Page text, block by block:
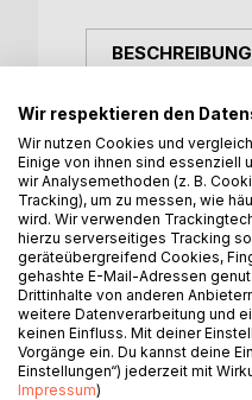
BESCHREIBUNG
Wer bin ich im
Auf der Flucht
was sie liebte.
Ende - oder
Es gibt
Wir respektieren den
Wir nutzen Cookies und
Einige von ihnen sind essenziell
wir Analysemethoden (z. B.
Tracking), um zu messen, wie
wird. Wir verwenden
hierzu serverseitiges Tracking
geräteübergreifend Cookies,
gehashte E-Mail-Adressen
Drittinhalte von anderen
weitere Datenverarbeitung und
keinen Einfluss. Mit deiner
Vorgänge ein. Du kannst deine
Einstellungen“) jederzeit mit
Impressum)